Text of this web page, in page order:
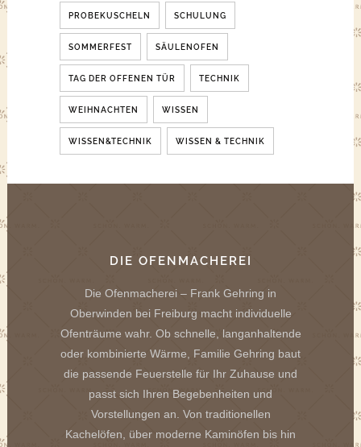
PROBEKUSCHELN SCHULUNG
SOMMERFEST SÄULENOFEN
TAG DER OFFENEN TÜR TECHNIK
WEIHNACHTEN WISSEN
WISSEN&TECHNIK WISSEN & TECHNIK
DIE OFENMACHEREI
Die Ofenmacherei – Frank Gehring in
Oberwinden bei Freiburg macht individuelle
Ofenträume wahr. Ob schnelle, langanhaltende
oder kombinierte Wärme, Familie Gehring baut
die passende Feuerstelle für Ihr Zuhause und
passt sich Ihren Begebenheiten und
Vorstellungen an. Von traditionellen
Kachelöfen, über moderne Kaminöfen bis hin